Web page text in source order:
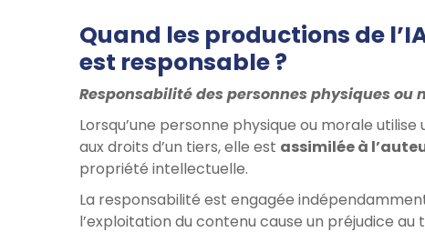
Quand les productions de
est responsable ?
Responsabilité des personnes physiques ou
Lorsqu’une personne physique ou morale
aux droits d’un tiers, elle est assimilée à
propriété intellectuelle.
La responsabilité est engagée
l’exploitation du contenu cause un préjudice